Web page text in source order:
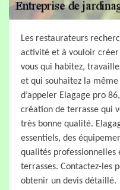
Les restaurateurs
activité et à vouloir créer
vous qui habitez,
et qui souhaitez la même
d’appeler Elagage pro
création de terrasse qui
très bonne qualité.
essentiels, des
qualités professionnelles
terrasses. Contactez-les
obtenir un devis détaillé.